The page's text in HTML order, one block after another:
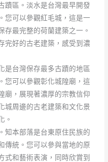
蹟區。淡水是台灣最早開發
您可以參觀紅毛城，這是一
存最完整的荷蘭建築之一。
完好的古老建築，感受到濃
是台灣保存最多古蹟的地區
您可以參觀彰化城隍廟，這
廟，展現著濃厚的宗教信仰
城周邊的古老建築和文化景
。
知本部落是台東原住民族的
傳統。您可以參與當地的原
式和藝術表演，同時欣賞到